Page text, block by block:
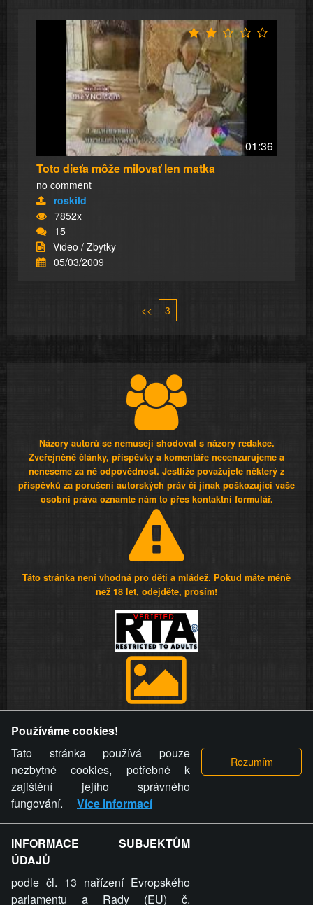
01:36
Toto dieťa môže milovať len matka
no comment
roskild
7852x
15
Video / Zbytky
05/03/2009
<< 3
Názory autorů se nemusejí shodovat s názory redakce.
Zveřejněné články, příspěvky a komentáře necenzurujeme a
neneseme za ně odpovědnost. Jestliže považujete některý z
příspěvků za porušení autorských práv či jinak poškozující vaše
osobní práva oznamte nám to přes kontaktní formulář.
Táto stránka není vhodná pro děti a mládež. Pokud máte méně
než 18 let, odejděte, prosím!
videa a komentáře. Osoba, které se toto opatření provozovatele
stránky týče, ani osoba, která umístila fotografii nebo video na
stránku, nemůže z důvodu odstranění fotografie, videa nebo
komentáře pro výše uvedenou okolnost uplatnit vůči
provozovateli stránky žádný nárok na náhradu škody nebo
nemajetkové újmy.
ZVRÁCENÝ.CZ - Svět není zvrácenej. To jen
ty lidi...
Používáme cookies!
Tato stránka používá pouze
nezbytné cookies, potřebné k
zajištění jejího správného
fungování.
Více informací
INFORMACE SUBJEKTŮM
ÚDAJŮ
podle čl. 13 nařízení Evropského
parlamentu a Rady (EU) č.